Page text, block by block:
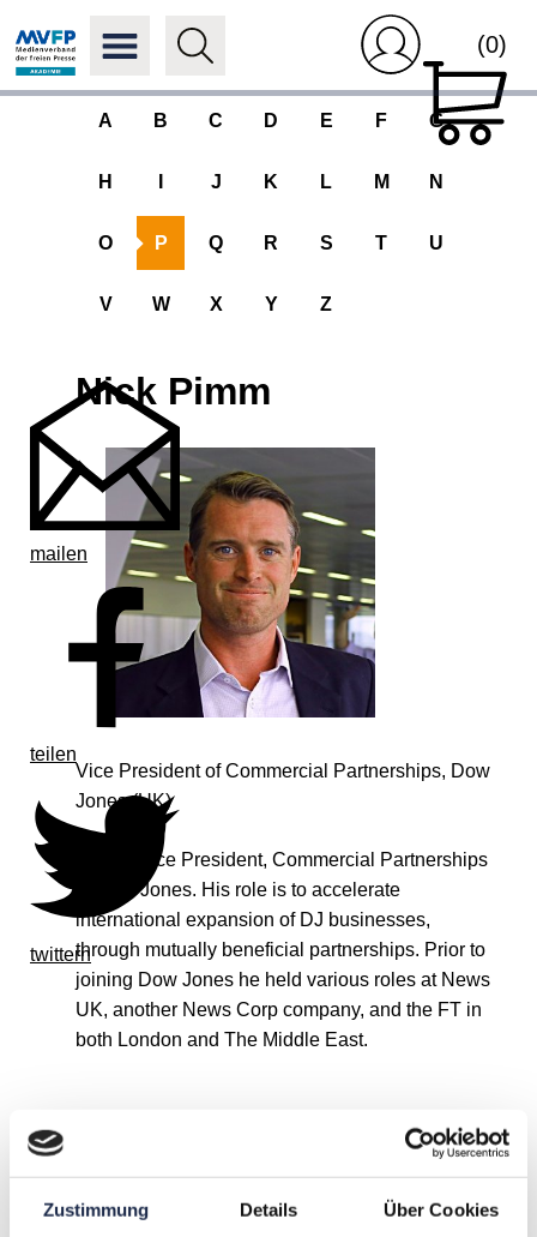
Zustimmung Details Über Cookies
(0)
A B C D E F G
H J K L M N
O P Q R S T U
V W X Y Z
mailen
teilen
twittern
Nick Pimm
Vice President of Commercial Partnerships, Dow
Jones (UK)
Nick is Vice President, Commercial Partnerships
at Dow Jones. His role is to accelerate
international expansion of DJ businesses,
through mutually beneficial partnerships. Prior to
joining Dow Jones he held various roles at News
UK, another News Corp company, and the FT in
both London and The Middle East.
G
H K M N